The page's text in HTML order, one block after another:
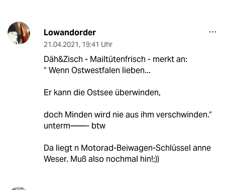
Lowandorder
21.04.2021, 19:41 Uhr
Däh&Zisch - Mailtütenfrisch - merkt an:
“ Wenn Ostwestfalen lieben...
Er kann die Ostsee überwinden,
doch Minden wird nie aus ihm verschwinden.“
unterm——- btw
Da liegt n Motorad-Beiwagen-Schlüssel anne
Weser. Muß also nochmal hin!;))